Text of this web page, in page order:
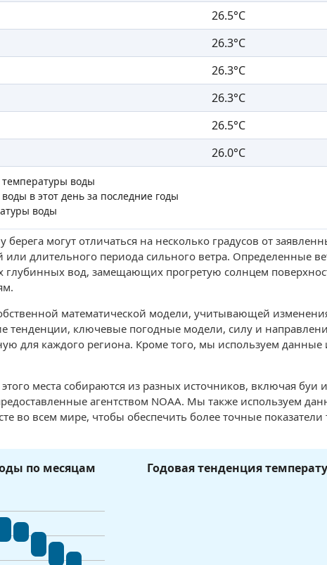
26.5°C
26.3°C
26.3°C
26.3°C
26.5°C
26.0°C
воды
в этот день за последние годы
воды
могут отличаться на несколько градусов от
длительного периода сильного ветра. Определенные
глубинных вод, замещающих прогретую солнцем
математической модели, учитывающей
тенденции, ключевые погодные модели, силу и
для каждого региона. Кроме того, мы используем данные
места собираются из разных источников, включая буи
агентством NOAA. Мы также используем
во всем мире, чтобы обеспечить более точные показатели
по месяцам Годовая тенденция